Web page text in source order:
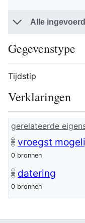
Alle
Gegevenstype
Tijdstip
Verklaringen
gerelateerde
vroegst
0 bronnen
datering
0 bronnen